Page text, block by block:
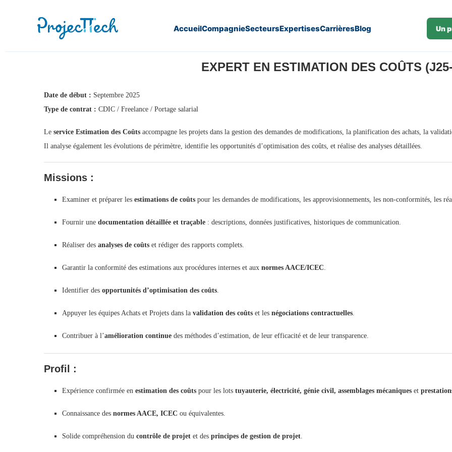
AccueilCompagnieSecteursExpertisesCarrièresBlog Un
EXPERT EN ESTIMATION DES COÛTS
Date de début : Septembre 2025
Type de contrat : CDIC / Freelance / Portage salarial
Le service Estimation des Coûts accompagne les projets dans la gestion des demandes de modifications, la planification des achats, la
Il analyse également les évolutions de périmètre, identifie les opportunités d’optimisation des coûts, et réalise des analyses détaillées.
Missions :
Examiner et préparer les estimations de coûts pour les demandes de modifications, les approvisionnements, les non-conformités, les
Fournir une documentation détaillée et traçable : descriptions, données justificatives, historiques de communication.
Réaliser des analyses de coûts et rédiger des rapports complets.
Garantir la conformité des estimations aux procédures internes et aux normes AACE/ICEC.
Identifier des opportunités d’optimisation des coûts.
Appuyer les équipes Achats et Projets dans la validation des coûts et les négociations contractuelles.
Contribuer à l’amélioration continue des méthodes d’estimation, de leur efficacité et de leur transparence.
Profil :
Expérience confirmée en estimation des coûts pour les lots tuyauterie, électricité, génie civil, assemblages mécaniques et
Connaissance des normes AACE, ICEC ou équivalentes.
Solide compréhension du contrôle de projet et des principes de gestion de projet.